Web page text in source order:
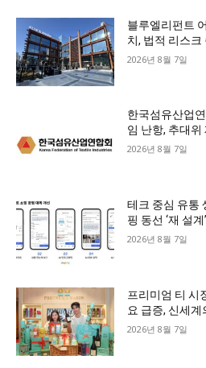
블루엘리펀트
치, 법적 리스크
2026년 8월 7일
한국섬유산업
임 난항, 추대위
2026년 8월 7일
테크 중심 유통
핑 동선 ‘재 설계’
2026년 8월 7일
프리미엄 티 시
요 급증, 신세계
2026년 8월 7일